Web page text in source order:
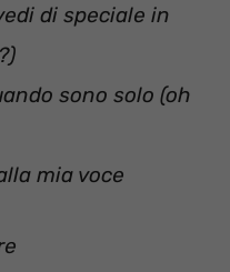
di speciale in
sono solo (oh
mia voce